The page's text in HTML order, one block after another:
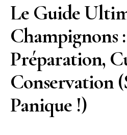
Le Guide
Champignons :
Préparation,
Conservation
Panique !)